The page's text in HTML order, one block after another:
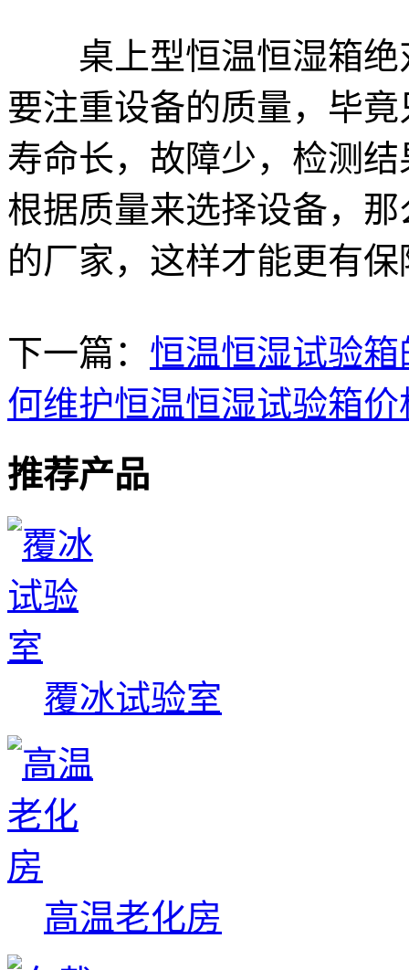
桌上型恒温恒湿箱绝
要注重设备的质量，毕
寿命长，故障少，检测
根据质量来选择设备，
的厂家，这样才能更有保
下一篇： 恒温恒湿试验
何维护恒温恒湿试验箱价
推荐产品
覆冰试验室
高温老化房